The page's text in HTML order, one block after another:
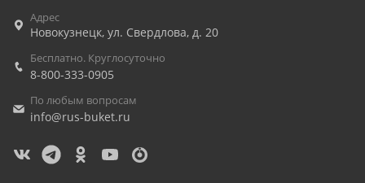
Адрес
Новокузнецк, ул. Свердлова, д. 20
Бесплатно. Круглосуточно
8-800-333-0905
По любым вопросам
info@rus-buket.ru